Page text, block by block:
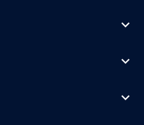
expand_more
expand_more
expand_more